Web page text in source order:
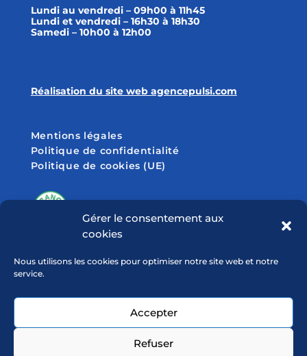
Gérer le consentement aux
cookies
Nous utilisons les cookies pour optimiser notre site web et notre
service.
Accepter
Refuser
Lundi au vendredi – 09h00 à 11h45
Lundi et vendredi – 16h30 à 18h30
Samedi – 10h00 à 12h00
Réalisation du site web agencepulsi.com
Mentions légales
Politique de confidentialité
Politique de cookies (UE)
SUIVEZ-NOUS SUR